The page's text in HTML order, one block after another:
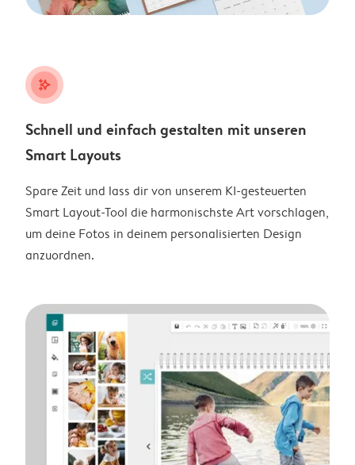
stars_plus
Schnell und einfach gestalten mit unseren
Smart Layouts
Spare Zeit und lass dir von unserem KI-gesteuerten
Smart Layout-Tool die harmonischste Art vorschlagen,
um deine Fotos in deinem personalisierten Design
anzuordnen.